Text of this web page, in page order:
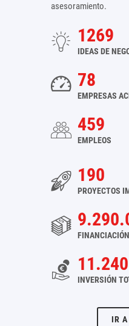
asesoramiento.
1269
IDEAS DE
78
EMPRESAS
459
EMPLEOS
190
PROYECTOS
INVERSIÓN
IR